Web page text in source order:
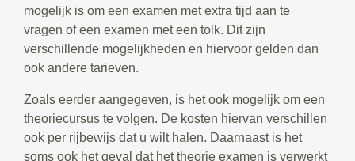
mogelijk is om een examen met extra tijd aan te
vragen of een examen met een tolk. Dit zijn
verschillende mogelijkheden en hiervoor gelden dan
ook andere tarieven.
Zoals eerder aangegeven, is het ook mogelijk om een
theoriecursus te volgen. De kosten hiervan verschillen
ook per rijbewijs dat u wilt halen. Daarnaast is het
soms ook het geval dat het theorie examen is verwerkt